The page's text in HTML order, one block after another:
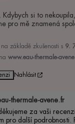
Kdybych si to
pro mě znamená
, na základě zkušenosti s 9.
www.eau-thermale-
Nahlásit
thermale-avene.fr
za vaši
pro další podrobnosti.